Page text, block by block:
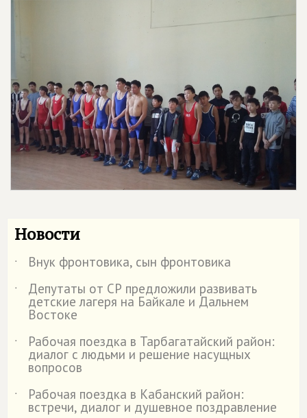
Новости
˙
Внук фронтовика, сын фронтовика
˙
Депутаты от СР предложили развивать
детские лагеря на Байкале и Дальнем
Востоке
˙
Рабочая поездка в Тарбагатайский район:
диалог с людьми и решение насущных
вопросов
˙
Рабочая поездка в Кабанский район:
встречи, диалог и душевное поздравление